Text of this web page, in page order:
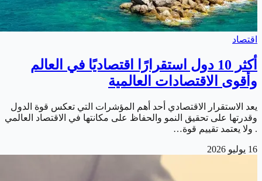
اقتصاد
أكثر 10 دول استقرارًا اقتصاديًا في العالم
وأقوى الاقتصادات العالمية
يعد الاستقرار الاقتصادي أحد أهم المؤشرات التي تعكس قوة الدول
وقدرتها على تحقيق النمو والحفاظ على مكانتها في الاقتصاد العالمي
. ولا يعتمد تقييم قوة…
16 يوليو 2026